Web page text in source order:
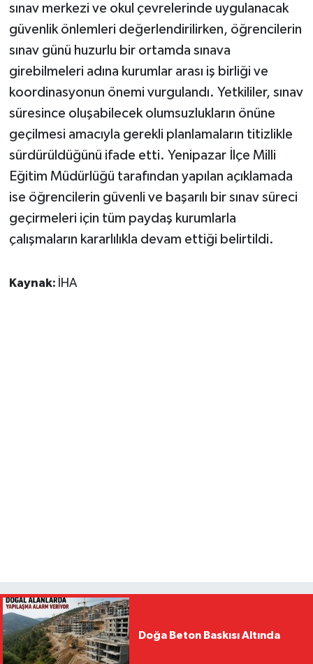
sınav merkezi ve okul çevrelerinde uygulanacak
güvenlik önlemleri değerlendirilirken, öğrencilerin
sınav günü huzurlu bir ortamda sınava
girebilmeleri adına kurumlar arası iş birliği ve
koordinasyonun önemi vurgulandı. Yetkililer, sınav
süresince oluşabilecek olumsuzlukların önüne
geçilmesi amacıyla gerekli planlamaların titizlikle
sürdürüldüğünü ifade etti. Yenipazar İlçe Milli
Eğitim Müdürlüğü tarafından yapılan açıklamada
ise öğrencilerin güvenli ve başarılı bir sınav süreci
geçirmeleri için tüm paydaş kurumlarla
çalışmaların kararlılıkla devam ettiği belirtildi.
Kaynak: İHA
Doğa Beton Baskısı Altında